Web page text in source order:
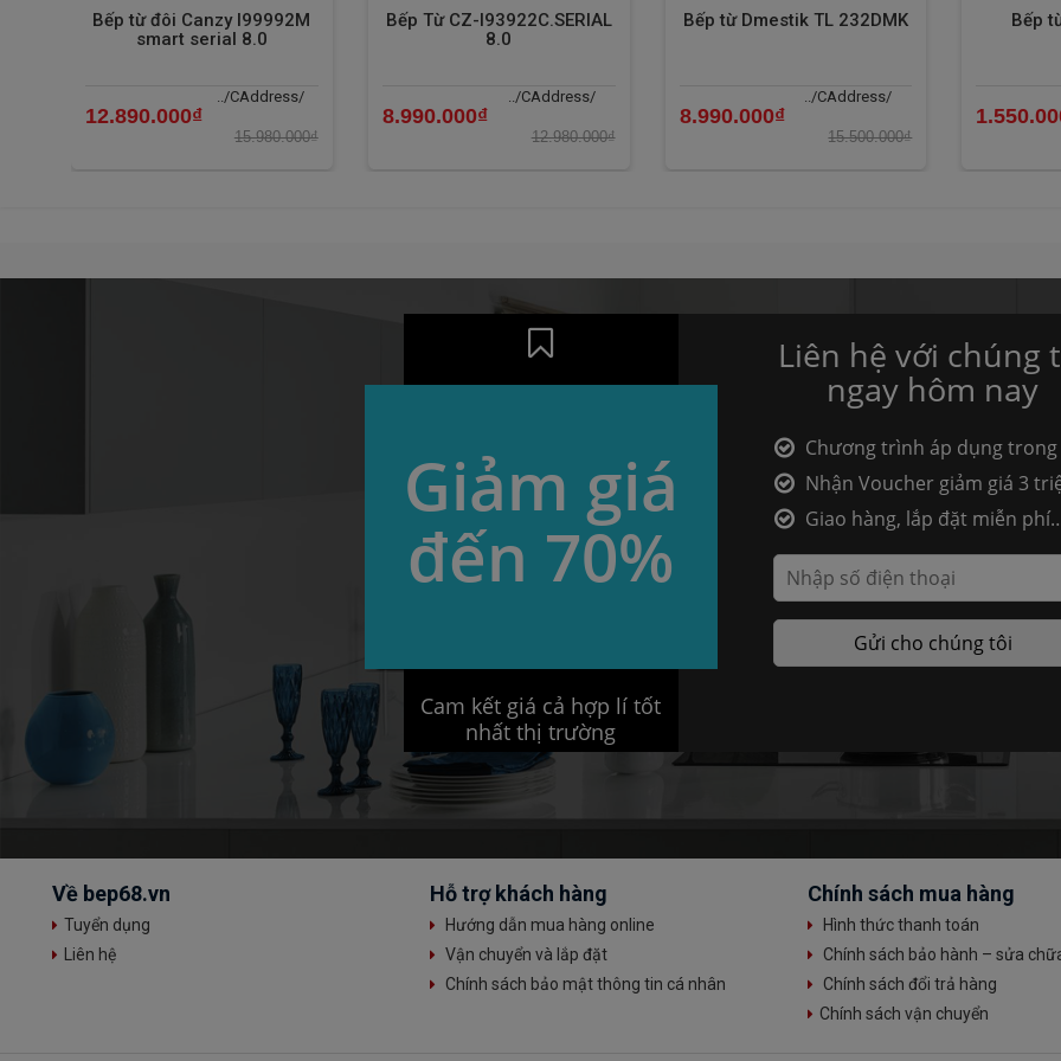
Bếp từ đôi Canzy I99992M
smart serial 8.0
../CAddress/
12.890.000₫
15.980.000₫
Bếp Từ CZ-I93922C.SERIAL
8.0
../CAddress/
8.990.000₫
12.980.000₫
Bếp từ Dmestik TL 232DMK
../CAddress/
8.990.000₫
15.500.000₫
Bếp
Cam kết giá cả hợp lí tốt
nhất thị trường
Giảm giá
đến 70%
Liên hệ với chúng
ngay hôm nay
Chương trình áp dụng trong
ngày
Nhận Voucher giảm giá 3
Giao hàng, lắp đặt miễn phí
20km
Về bep68.vn
Tuyển dụng
Liên hệ
Hỗ trợ khách hàng
Hướng dẫn mua hàng online
Vận chuyển và lắp đặt
Chính sách bảo mật thông tin cá nhân
Chính sách mua hàng
Hình thức thanh toán
Chính sách bảo hành – sửa
Chính sách đổi trả hàng
Chính sách vận chuyển